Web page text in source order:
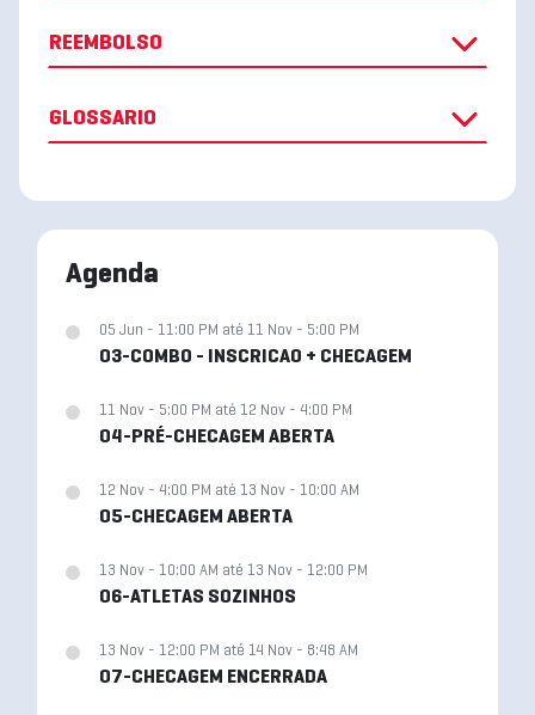
REEMBOLSO
GLOSSARIO
Agenda
05 Jun - 11:00 PM até 11 Nov - 5:00 PM
03-COMBO - INSCRICAO + CHECAGEM
11 Nov - 5:00 PM até 12 Nov - 4:00 PM
04-PRÉ-CHECAGEM ABERTA
12 Nov - 4:00 PM até 13 Nov - 10:00 AM
05-CHECAGEM ABERTA
13 Nov - 10:00 AM até 13 Nov - 12:00 PM
06-ATLETAS SOZINHOS
13 Nov - 12:00 PM até 14 Nov - 8:48 AM
07-CHECAGEM ENCERRADA